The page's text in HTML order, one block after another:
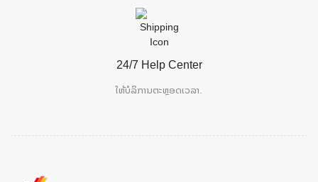
24/7 Help Center
ໃຫ້ບໍລິການຕະຫຼອດເວລາ.